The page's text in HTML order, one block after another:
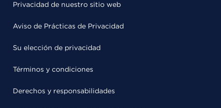
Privacidad de nuestro sitio web
Aviso de Prácticas de Privacidad
Su elección de privacidad
Términos y condiciones
Derechos y responsabilidades